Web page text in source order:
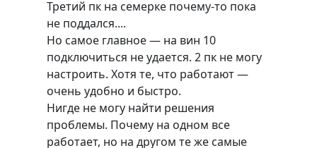
Третий пк на семерке почему-то пока
не поддался....
Но самое главное — на вин 10
подключиться не удается. 2 пк не могу
настроить. Хотя те, что работают —
очень удобно и быстро.
Нигде не могу найти решения
проблемы. Почему на одном все
работает, но на другом те же самые